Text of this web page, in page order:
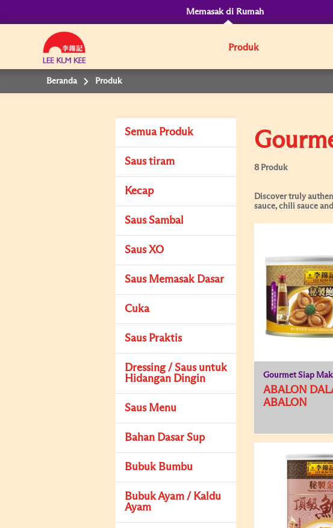
Memasak di Rumah
Produk
Beranda Produk
Semua Produk
Saus tiram
Kecap
Saus Sambal
Saus XO
Saus Memasak Dasar
Cuka
Saus Praktis
Dressing / Saus untuk
Hidangan Dingin
Saus Menu
Bahan Dasar Sup
Bubuk Bumbu
Bubuk Ayam / Kaldu
Ayam
8 Produk
Discover truly
sauce, chili sauce
Gourmet Siap
ABALON
ABALON